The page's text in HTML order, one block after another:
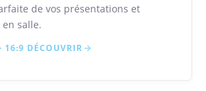
de vos présentations et
salle.
16:9 DÉCOUVRIR